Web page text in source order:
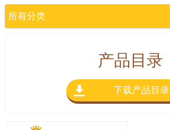
所有分类
产品目录
 下载产品目录